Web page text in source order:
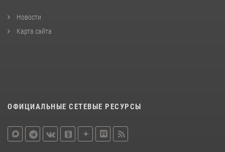
Новости
Карта сайта
ОФИЦИАЛЬНЫЕ СЕТЕВЫЕ РЕСУРСЫ